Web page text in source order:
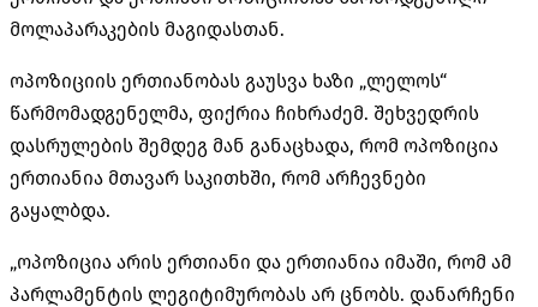
მოლაპარაკების მაგიდასთან.
ოპოზიციის ერთიანობას გაუსვა ხაზი „ლელოს“
წარმომადგენელმა, ფიქრია ჩიხრაძემ. შეხვედრის
დასრულების შემდეგ მან განაცხადა, რომ ოპოზიცია
ერთიანია მთავარ საკითხში, რომ არჩევნები
გაყალბდა.
„ოპოზიცია არის ერთიანი და ერთიანია იმაში, რომ ამ
პარლამენტის ლეგიტიმურობას არ ცნობს. დანარჩენი